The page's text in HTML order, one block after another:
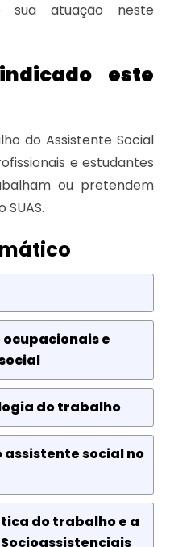
sua atuação neste
este
do Assistente Social
e estudantes
ou pretendem
ocupacionais e
do trabalho
assistente social no
do trabalho e a